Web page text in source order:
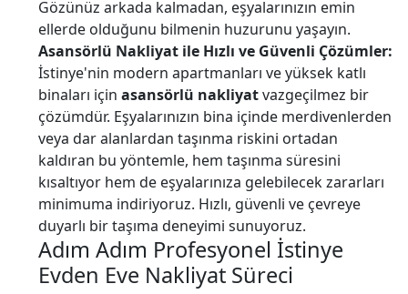
Gözünüz arkada kalmadan, eşyalarınızın emin
ellerde olduğunu bilmenin huzurunu yaşayın.
Asansörlü Nakliyat ile Hızlı ve Güvenli Çözümler:
İstinye'nin modern apartmanları ve yüksek katlı
binaları için asansörlü nakliyatvazgeçilmez bir
çözümdür. Eşyalarınızın bina içinde merdivenlerden
veya dar alanlardan taşınma riskini ortadan
kaldıran bu yöntemle, hem taşınma süresini
kısaltıyor hem de eşyalarınıza gelebilecek zararları
minimuma indiriyoruz. Hızlı, güvenli ve çevreye
duyarlı bir taşıma deneyimi sunuyoruz.
Adım Adım Profesyonel İstinye
Evden Eve Nakliyat Süreci